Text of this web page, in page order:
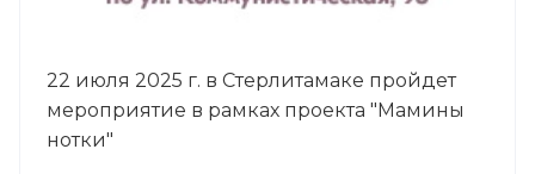
22 июля 2025 г. в Стерлитамаке пройдет
мероприятие в рамках проекта "Мамины
нотки"